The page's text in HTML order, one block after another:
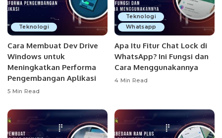
Teknologi
Cara Membuat Dev Drive
Windows untuk
Meningkatkan Performa
Pengembangan Aplikasi
5 Min Read
Teknologi
Whatsapp
Apa Itu Fitur Chat Lock di
WhatsApp? Ini Fungsi dan
Cara Menggunakannya
4 Min Read